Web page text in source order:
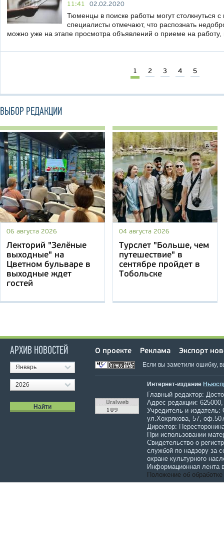
11:41 02.02.2020
Тюменцы в поиске работы могут столкнуться
специалисты отмечают, что распознать
можно уже на этапе просмотра объявлений о приеме на
1 2 3 4 5
ВЫБОР РЕДАКЦИИ
06 августа 2026
Лекторий "Зелёные
выходные" на
Цветном бульваре в
выходные ждет
гостей
04 августа 2026
Турслет "Больше, чем
путешествие" в
сентябре пройдет в
Тобольске
АРХИВ НОВОСТЕЙ
Январь
2026
О проекте Реклама Экспорт
Если вы заметили ошибку,
Интернет-издание
Главный редактор:
Адрес редакции:
Учредитель и
ул.Хохрякова, 57,
Директор:
При использовании
Свидетельство о
службой по надзору за
охране культурного
Информационная лента
Положение об